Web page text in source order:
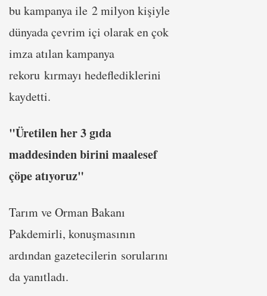
bu kampanya ile 2 milyon kişiyle
dünyada çevrim içi olarak en çok
imza atılan kampanya
rekoru kırmayı hedeflediklerini
kaydetti.
"Üretilen her 3 gıda
maddesinden birini maalesef
çöpe atıyoruz"
Tarım ve Orman Bakanı
Pakdemirli, konuşmasının
ardından gazetecilerin sorularını
da yanıtladı.